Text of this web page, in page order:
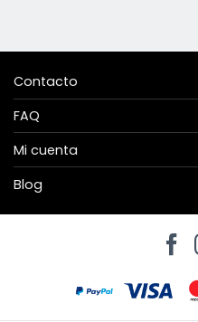
Contacto
FAQ
Mi cuenta
Blog